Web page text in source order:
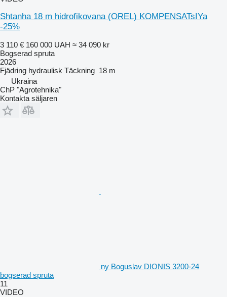
Shtanha 18 m hidrofikovana (OREL) KOMPENSATsIYa
-25%
3 110 € 160 000 UAH ≈ 34 090 kr
Bogserad spruta
2026
Fjädring hydraulisk Täckning 18 m
Ukraina
ChP "Agrotehnika"
Kontakta säljaren
ny Boguslav DIONIS 3200-24
bogserad spruta
11
VIDEO